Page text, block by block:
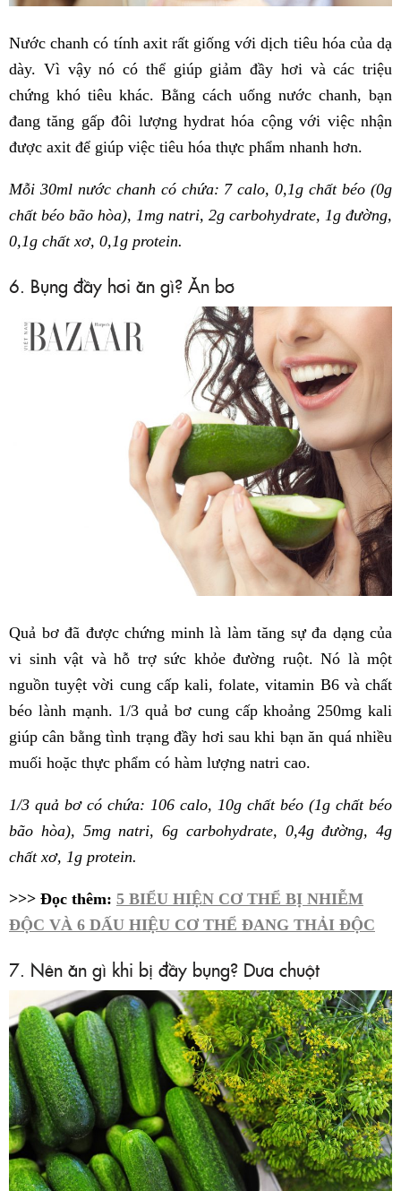
Nước chanh có tính axit rất giống với dịch tiêu hóa của dạ
dày. Vì vậy nó có thể giúp giảm đầy hơi và các triệu
chứng khó tiêu khác. Bằng cách uống nước chanh, bạn
đang tăng gấp đôi lượng hydrat hóa cộng với việc nhận
được axit để giúp việc tiêu hóa thực phẩm nhanh hơn.
Mỗi 30ml nước chanh có chứa: 7 calo, 0,1g chất béo (0g
chất béo bão hòa), 1mg natri, 2g carbohydrate, 1g đường,
0,1g chất xơ, 0,1g protein.
6. Bụng đầy hơi ăn gì? Ăn bơ
Quả bơ đã được chứng minh là làm tăng sự đa dạng của
vi sinh vật và hỗ trợ sức khỏe đường ruột. Nó là một
nguồn tuyệt vời cung cấp kali, folate, vitamin B6 và chất
béo lành mạnh. 1/3 quả bơ cung cấp khoảng 250mg kali
giúp cân bằng tình trạng đầy hơi sau khi bạn ăn quá nhiều
muối hoặc thực phẩm có hàm lượng natri cao.
1/3 quả bơ có chứa: 106 calo, 10g chất béo (1g chất béo
bão hòa), 5mg natri, 6g carbohydrate, 0,4g đường, 4g
chất xơ, 1g protein.
>>> Đọc thêm: 5 BIỂU HIỆN CƠ THỂ BỊ NHIỄM
ĐỘC VÀ 6 DẤU HIỆU CƠ THỂ ĐANG THẢI ĐỘC
7. Nên ăn gì khi bị đầy bụng? Dưa chuột